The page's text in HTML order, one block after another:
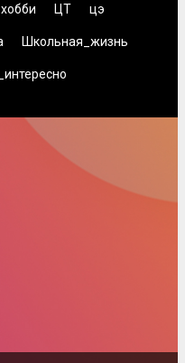
хобби ЦТ цэ
Школьная_жизнь